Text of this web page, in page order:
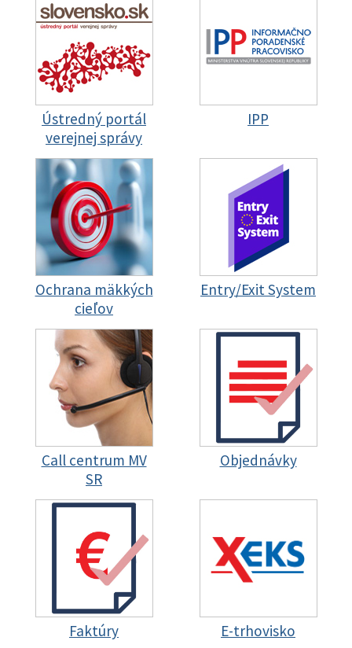
Ústredný portál
verejnej správy
IPP
Ochrana mäkkých
cieľov
Entry/Exit System
Call centrum MV
SR
Objednávky
Faktúry E-trhovisko